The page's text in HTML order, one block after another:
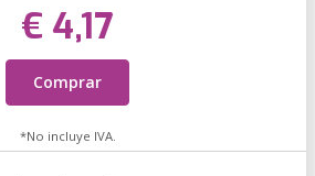
€ 4,17
Comprar
*No incluye IVA.